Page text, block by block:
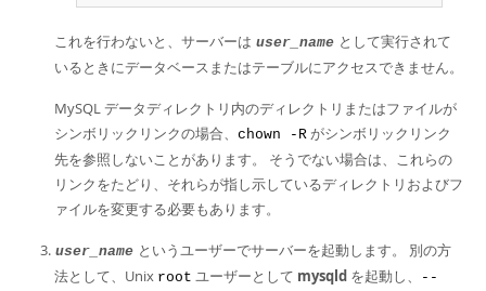
これを行わないと、サーバーは user_name として実行されて
いるときにデータベースまたはテーブルにアクセスできません。
MySQL データディレクトリ内のディレクトリまたはファイルが
シンボリックリンクの場合、 chown -R がシンボリックリンク
先を参照しないことがあります。 そうでない場合は、これらの
リンクをたどり、それらが指し示しているディレクトリおよびフ
ァイルを変更する必要もあります。
user_name というユーザーでサーバーを起動します。 別の方
法として、Unix root ユーザーとして mysqld を起動し、
--